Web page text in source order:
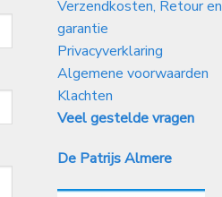
Verzendkosten, Retour en
garantie
Privacyverklaring
Algemene voorwaarden
Klachten
Veel gestelde vragen
De Patrijs Almere